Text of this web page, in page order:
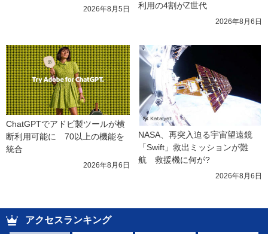
2026年8月5日
利用の4割がZ世代
2026年8月6日
ChatGPTでアドビ製ツールが横
断利用可能に　70以上の機能を
統合
2026年8月6日
NASA、再突入迫る宇宙望遠鏡
「Swift」救出ミッションが難
航　救援機に何が?
2026年8月6日
アクセスランキング